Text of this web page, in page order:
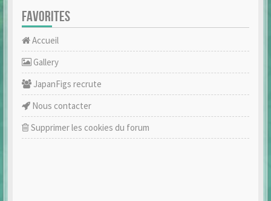
FAVORITES
Accueil
Gallery
JapanFigs recrute
Nous contacter
Supprimer les cookies du forum